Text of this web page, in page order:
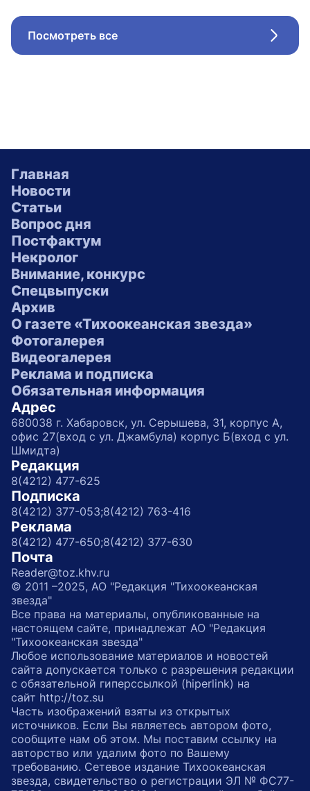
Посмотреть все
Главная
Новости
Статьи
Вопрос дня
Постфактум
Некролог
Внимание, конкурс
Спецвыпуски
Архив
О газете «Тихоокеанская звезда»
Фотогалерея
Видеогалерея
Реклама и подписка
Обязательная информация
Адрес
680038 г. Хабаровск, ул. Серышева, 31, корпус А,
офис 27(вход с ул. Джамбула) корпус Б(вход с ул.
Шмидта)
Редакция
8(4212) 477-625
Подписка
8(4212) 377-053;8(4212) 763-416
Реклама
8(4212) 477-650;8(4212) 377-630
Почта
Reader@toz.khv.ru
© 2011 –2025, АО "Редакция "Тихоокеанская
звезда"
Все права на материалы, опубликованные на
настоящем сайте, принадлежат АО "Редакция
"Тихоокеанская звезда"
Любое использование материалов и новостей
сайта допускается только с разрешения редакции
с обязательной гиперссылкой (hiperlink) на
сайт http://toz.su
Часть изображений взяты из открытых
источников. Если Вы являетесь автором фото,
сообщите нам об этом. Мы поставим ссылку на
авторство или удалим фото по Вашему
требованию. Сетевое издание Тихоокеанская
звезда, свидетельство о регистрации ЭЛ № ФС77-